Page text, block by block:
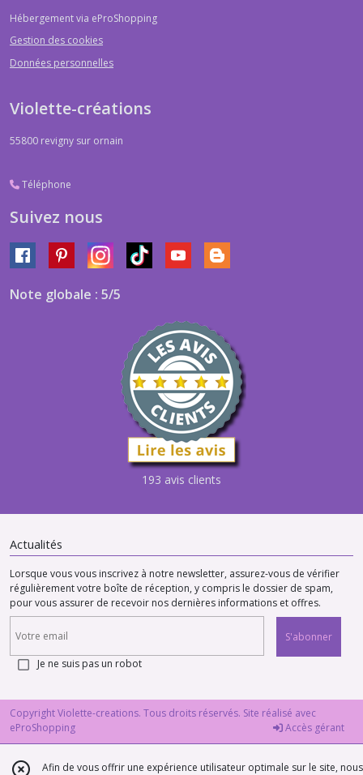
Hébergement via eProShopping
Gestion des cookies
Données personnelles
Violette-créations
55800 revigny sur ornain
Téléphone
Suivez nous
Note globale : 5/5
193 avis clients
Actualités
Lorsque vous vous inscrivez à notre newsletter, assurez-vous de vérifier
régulièrement votre boîte de réception, y compris le dossier de spam,
pour vous assurer de recevoir nos dernières informations et offres.
S'abonner
Je ne suis pas un robot
Copyright Violette-creations. Tous droits réservés. Site réalisé avec
eProShopping
Accès gérant
Afin de vous offrir une expérience utilisateur optimale sur le site, nous